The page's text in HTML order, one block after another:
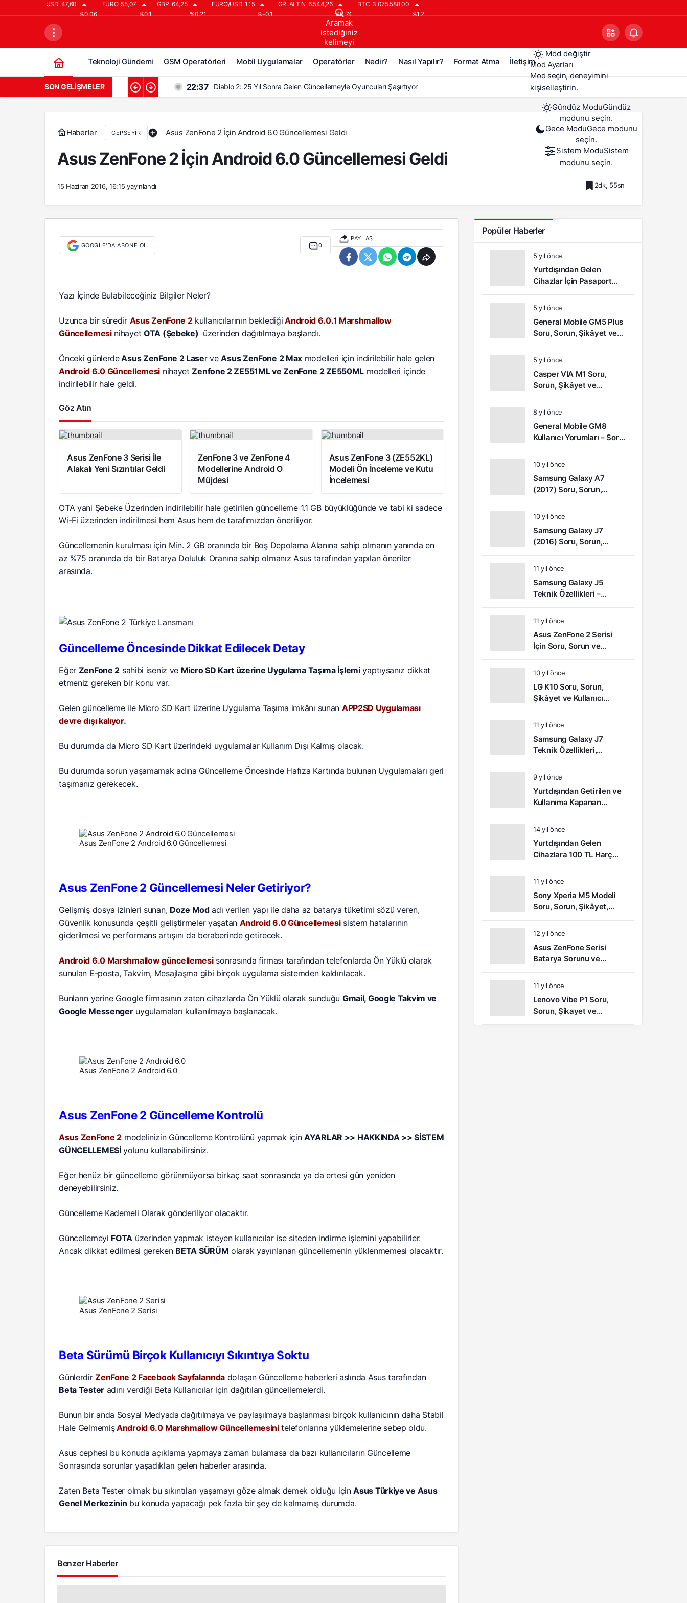
USD 47,60
%0.06
EURO 55,07
%0.1
GBP 64,25
%0.21
EURO/USD 1,15
%-0.1
GR. ALTIN 6.544,26
%0.74
BTC 3.075.588,00
%1.2
Aramak
istediğiniz
kelimeyi
Teknoloji Gündemi
GSM Operatörleri Mobil Uygulamalar Operatörler Nedir? Nasıl Yapılır? Format Atma İletişim
Mod değiştir
Mod Ayarları
Mod seçin, deneyimini
kişiselleştirin.
Gündüz ModuGündüz
modunu seçin.
Gece ModuGece modunu
seçin.
Sistem ModuSistem
modunu seçin.
SON GELIŞMELER 22:37 Diablo 2: 25 Yıl Sonra Gelen Güncellemeyle Oyuncuları Şaşırtıyor
20:37 Diablo 2: Reign of the Warlock, 25 Yıl Sonra Geldi!
18:37
Haberler CEPSEYIR Asus ZenFone 2 İçin Android 6.0 Güncellemesi Geldi
Asus ZenFone 2 İçin Android 6.0 Güncellemesi Geldi
15 Haziran 2016, 16:15 yayınlandı 2dk, 55sn
GOOGLE'DA ABONE OL 0
PAYLAŞ
Yazı İçinde Bulabileceğiniz Bilgiler Neler?
Uzunca bir süredir Asus ZenFone 2 kullanıcılarının beklediği Android 6.0.1 Marshmallow
Güncellemesinihayet OTA (Şebeke) üzerinden dağıtılmaya başlandı.
Önceki günlerdeAsus ZenFone 2 Laser veAsus ZenFone 2 Max modelleri için indirilebilir hale gelen
Android 6.0 Güncellemesi nihayetZenfone 2 ZE551ML ve ZenFone 2 ZE550ML modelleri içinde
indirilebilir hale geldi.
Göz Atın
Asus ZenFone 3 Serisi İle
Alakalı Yeni Sızıntılar Geldi
ZenFone 3 ve ZenFone 4
Modellerine Android O
Müjdesi
Asus ZenFone 3 (ZE552KL)
Modeli Ön İnceleme ve Kutu
İncelemesi
OTA yani Şebeke Üzerinden indirilebilir hale getirilen güncelleme 1.1 GB büyüklüğünde ve tabi ki sadece
Wi-Fi üzerinden indirilmesi hem Asus hem de tarafımızdan öneriliyor.
Güncellemenin kurulması için Min. 2 GB oranında bir Boş Depolama Alanına sahip olmanın yanında en
az %75 oranında da bir Batarya Doluluk Oranına sahip olmanız Asus tarafından yapılan öneriler
arasında.
Güncelleme Öncesinde Dikkat Edilecek Detay
Eğer ZenFone 2 sahibi iseniz ve Micro SD Kart üzerine Uygulama Taşıma İşlemiyaptıysanız dikkat
etmeniz gereken bir konu var.
Gelen güncelleme ile Micro SD Kart üzerine Uygulama Taşıma imkânı sunan APP2SD Uygulaması
devre dışı kalıyor.
Bu durumda da Micro SD Kart üzerindeki uygulamalar Kullanım Dışı Kalmış olacak.
Bu durumda sorun yaşamamak adına Güncelleme Öncesinde Hafıza Kartında bulunan Uygulamaları geri
taşımanız gerekecek.
Asus ZenFone 2 Android 6.0 Güncellemesi
Asus ZenFone 2 Güncellemesi Neler Getiriyor?
Gelişmiş dosya izinleri sunan, Doze Modadı verilen yapı ile daha az batarya tüketimi sözü veren,
Güvenlik konusunda çeşitli geliştirmeler yaşatan Android 6.0 Güncellemesisistem hatalarının
giderilmesi ve performans artışını da beraberinde getirecek.
Android 6.0 Marshmallow güncellemesi sonrasında firması tarafından telefonlarda Ön Yüklü olarak
sunulan E-posta, Takvim, Mesajlaşma gibi birçok uygulama sistemden kaldırılacak.
Bunların yerine Google firmasının zaten cihazlarda Ön Yüklü olarak sunduğu Gmail, Google Takvim ve
Google Messengeruygulamaları kullanılmaya başlanacak.
Asus ZenFone 2 Android 6.0
Asus ZenFone 2 Güncelleme Kontrolü
Asus ZenFone 2 modelinizin Güncelleme Kontrolünü yapmak içinAYARLAR >> HAKKINDA >> SİSTEM
GÜNCELLEMESİyolunu kullanabilirsiniz.
Eğer henüz bir güncelleme görünmüyorsa birkaç saat sonrasında ya da ertesi gün yeniden
deneyebilirsiniz.
Güncelleme Kademeli Olarak gönderiliyor olacaktır.
Güncellemeyi FOTA üzerinden yapmak isteyen kullanıcılar ise siteden indirme işlemini yapabilirler.
Ancak dikkat edilmesi gereken BETA SÜRÜM olarak yayınlanan güncellemenin yüklenmemesi olacaktır.
Asus ZenFone 2 Serisi
Beta Sürümü Birçok Kullanıcıyı Sıkıntıya Soktu
GünlerdirZenFone 2 Facebook Sayfalarında dolaşan Güncelleme haberleri aslında Asus tarafından
Beta Testeradını verdiği Beta Kullanıcılar için dağıtılan güncellemelerdi.
Bunun bir anda Sosyal Medyada dağıtılmaya ve paylaşılmaya başlanması birçok kullanıcının daha Stabil
Hale GelmemişAndroid 6.0 Marshmallow Güncellemesini telefonlarına yüklemelerine sebep oldu.
Asus cephesi bu konuda açıklama yapmaya zaman bulamasa da bazı kullanıcıların Güncelleme
Sonrasında sorunlar yaşadıkları gelen haberler arasında.
Zaten Beta Tester olmak bu sıkıntıları yaşamayı göze almak demek olduğu içinAsus Türkiye ve Asus
Genel Merkezinin bu konuda yapacağı pek fazla bir şey de kalmamış durumda.
Benzer Haberler
Popüler Haberler
5 yıl önce
Yurtdışından Gelen
Cihazlar İçin Pasaport
Kayıt – IMEI Kayıt
İşlemleri ve Sıkça Sorulan
Sorular
5 yıl önce
General Mobile GM5 Plus
Soru, Sorun, Şikâyet ve
Kullanıcı Yorumları
5 yıl önce
Casper VIA M1 Soru,
Sorun, Şikâyet ve
Kullanıcı Yorumları
8 yıl önce
General Mobile GM8
Kullanıcı Yorumları – Soru,
Sorun ve Şikâyetler
10 yıl önce
Samsung Galaxy A7
(2017) Soru, Sorun,
Şikayet ve Kullanıcı
Yorumları
10 yıl önce
Samsung Galaxy J7
(2016) Soru, Sorun,
Şikâyet ve Kullanıcı
Yorumları
11 yıl önce
Samsung Galaxy J5
Teknik Özellikleri –
Kullanıcı Yorumları (Video
İnceleme)
11 yıl önce
Asus ZenFone 2 Serisi
İçin Soru, Sorun ve
Çözüm Önerileri
10 yıl önce
LG K10 Soru, Sorun,
Şikâyet ve Kullanıcı
Yorumları
11 yıl önce
Samsung Galaxy J7
Teknik Özellikleri,
Kullanıcı Yorumları ve
Video İnceleme
9 yıl önce
Yurtdışından Getirilen ve
Kullanıma Kapanan
Telefonlar Nasıl Açılır?
14 yıl önce
Yurtdışından Gelen
Cihazlara 100 TL Harç
Ödemesi Yapılacak
11 yıl önce
Sony Xperia M5 Modeli
Soru, Sorun, Şikâyet,
Öneri ve Kullanıcı
Yorumları
12 yıl önce
Asus ZenFone Serisi
Batarya Sorunu ve
Çözümü
11 yıl önce
Lenovo Vibe P1 Soru,
Sorun, Şikayet ve
Kullanıcı Yorumları